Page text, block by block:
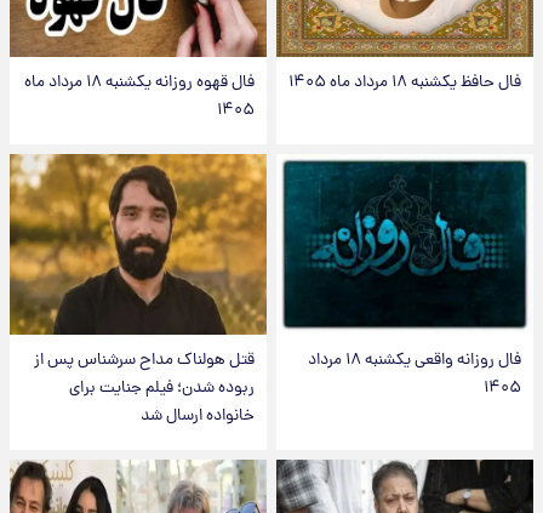
فال حافظ یکشنبه ۱۸ مرداد ماه ۱۴۰۵
فال قهوه روزانه یکشنبه ۱۸ مرداد ماه
۱۴۰۵
فال روزانه واقعی یکشنبه ۱۸ مرداد
۱۴۰۵
قتل هولناک مداح سرشناس پس از
ربوده شدن؛ فیلم جنایت برای
خانواده ارسال شد